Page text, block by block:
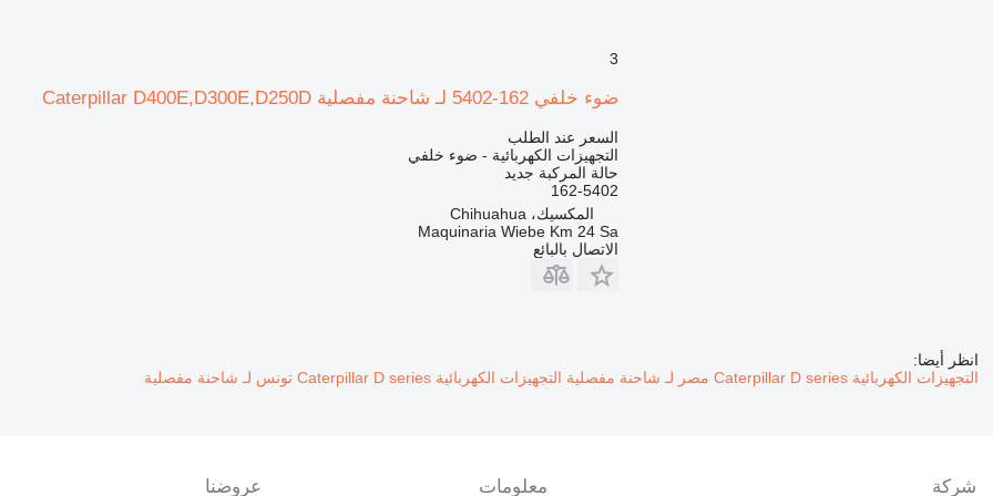
3
ضوء خلفي 162-5402 لـ شاحنة مفصلية Caterpillar D400E,D300E,D250D
السعر عند الطلب
التجهيزات الكهربائية - ضوء خلفي
حالة المركبة جديد
162-5402
المكسيك، Chihuahua
Maquinaria Wiebe Km 24 Sa
الاتصال بالبائع
انظر أيضا:
التجهيزات الكهربائية Caterpillar D series مصر لـ شاحنة مفصلية
التجهيزات الكهربائية Caterpillar D series تونس لـ شاحنة مفصلية
شركة معلومات عروضنا